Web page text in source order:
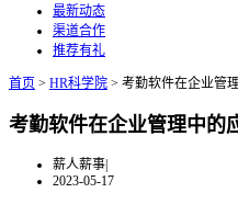
最新动态
渠道合作
推荐有礼
首页 > HR科学院 > 考勤软件在企业管
考勤软件在企业管理中的
薪人薪事|
2023-05-17